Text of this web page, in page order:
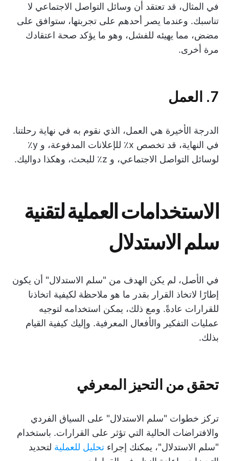
في المثال، قد تعتقد أن وسائل التواصل الاجتماعي لا
تناسبك. وعندما يصر أحدهم على تجربتها، ستوافق على
مضض، مما يهيئه للفشل، وهو ما يؤكد صحة اعتقادك
مرة أخرى.
7. العمل
الدرجة الأخيرة هي العمل، الذي نقوم به في نهاية رحلتنا.
في النهاية، قد تخصص x٪ للإعلانات المدفوعة، و y٪
لوسائل التواصل الاجتماعي، و z٪ للبحث، وهكذا دواليك.
الاستخدامات العملية لتقنية
سلم الاستدلال
في الأصل، لم يكن الهدف من "سلم الاستدلال" أن يكون
إطارًا لاتخاذ القرار بقدر ما هو ملاحظة لكيفية اتخاذنا
للقرارات عادةً. ومع ذلك، يمكن استخدامه لتوجيه
عمليات التفكير والأفعال المعرفية. وإليك كيفية القيام
بذلك.
تحقق من التحيز المعرفي
تركز خطوات "سلم الاستدلال" على السياق الفردي
والافتراضات الحالية التي تؤثر على القرارات. باستخدام
"سلم الاستدلال"، يمكنك إجراء تحليل للعملية لتحديد